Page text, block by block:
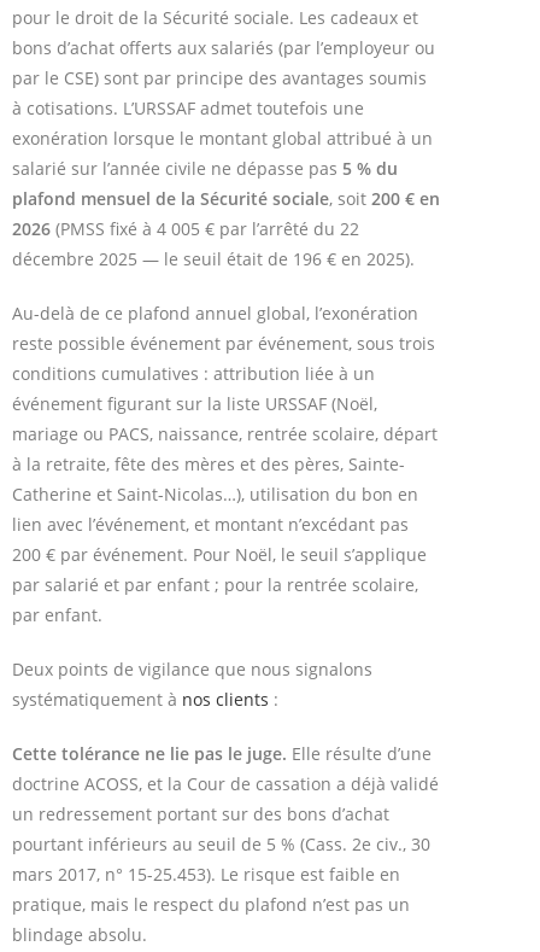
pour le droit de la Sécurité sociale. Les cadeaux et
bons d’achat offerts aux salariés (par l’employeur ou
par le CSE) sont par principe des avantages soumis
à cotisations. L’URSSAF admet toutefois une
exonération lorsque le montant global attribué à un
salarié sur l’année civile ne dépasse pas 5 % du
plafond mensuel de la Sécurité sociale, soit 200 € en
2026 (PMSS fixé à 4 005 € par l’arrêté du 22
décembre 2025 — le seuil était de 196 € en 2025).
Au-delà de ce plafond annuel global, l’exonération
reste possible événement par événement, sous trois
conditions cumulatives : attribution liée à un
événement figurant sur la liste URSSAF (Noël,
mariage ou PACS, naissance, rentrée scolaire, départ
à la retraite, fête des mères et des pères, Sainte-
Catherine et Saint-Nicolas…), utilisation du bon en
lien avec l’événement, et montant n’excédant pas
200 € par événement. Pour Noël, le seuil s’applique
par salarié et par enfant ; pour la rentrée scolaire,
par enfant.
Deux points de vigilance que nous signalons
systématiquement à nos clients :
Cette tolérance ne lie pas le juge. Elle résulte d’une
doctrine ACOSS, et la Cour de cassation a déjà validé
un redressement portant sur des bons d’achat
pourtant inférieurs au seuil de 5 % (Cass. 2e civ., 30
mars 2017, n° 15-25.453). Le risque est faible en
pratique, mais le respect du plafond n’est pas un
blindage absolu.